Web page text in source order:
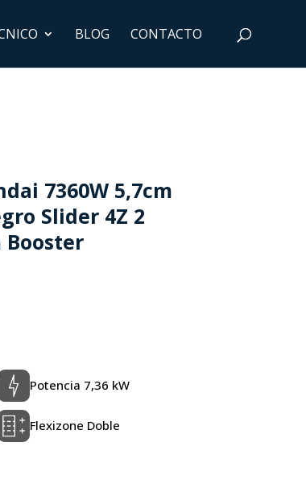
BLOG CONTACTO
7360W 5,7cm
Slider 4Z 2
Booster
Potencia 7,36 kW
Flexizone Doble